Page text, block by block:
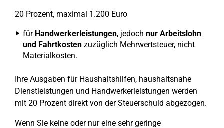
20 Prozent, maximal 1.200 Euro
für Handwerkerleistungen, jedoch nur Arbeitslohn
und Fahrtkosten zuzüglich Mehrwertsteuer, nicht
Materialkosten.
Ihre Ausgaben für Haushaltshilfen, haushaltsnahe
Dienstleistungen und Handwerkerleistungen werden
mit 20 Prozent direkt von der Steuerschuld abgezogen.
Wenn Sie keine oder nur eine sehr geringe